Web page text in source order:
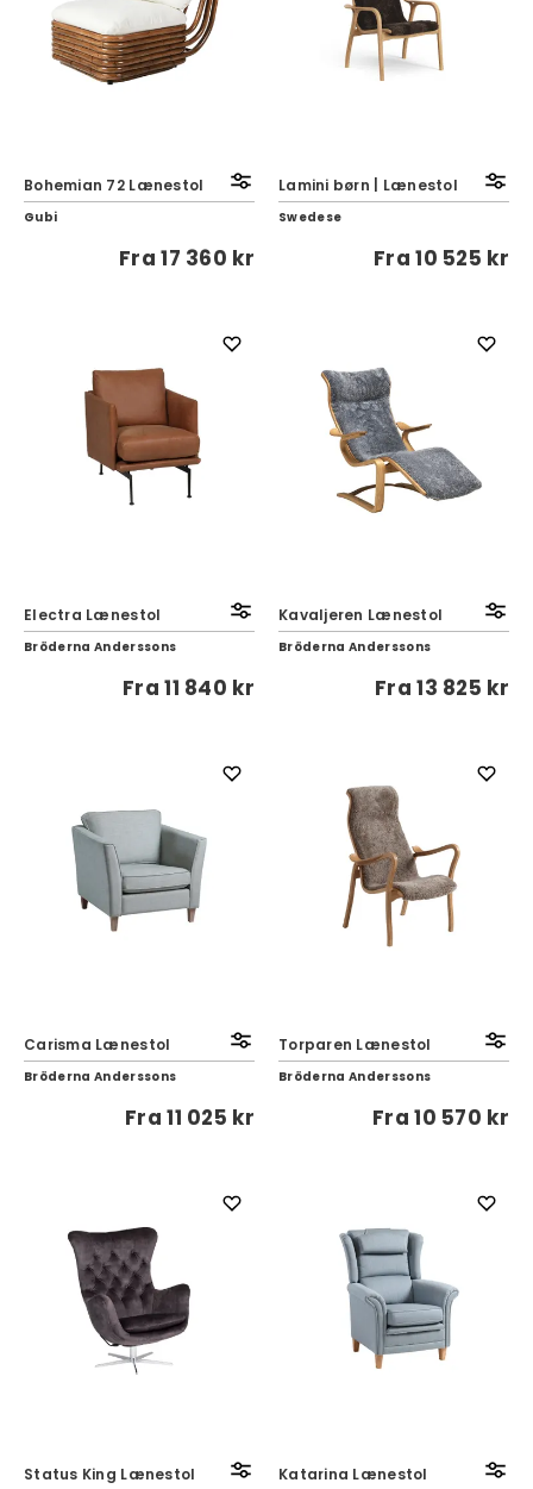
Bohemian 72 Lænestol
Gubi
Fra17 360 kr
Lamini børn | Lænestol
Swedese
Fra10 525 kr
Electra Lænestol
Bröderna Anderssons
Fra11 840 kr
Kavaljeren Lænestol
Bröderna Anderssons
Fra13 825 kr
Carisma Lænestol
Bröderna Anderssons
Fra11 025 kr
Torparen Lænestol
Bröderna Anderssons
Fra10 570 kr
Status King Lænestol Katarina Lænestol